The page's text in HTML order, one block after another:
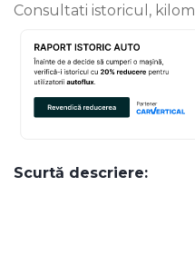
Consultati istoricul,
Scurtă descriere: